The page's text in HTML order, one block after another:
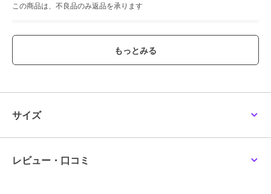
この商品は、不良品のみ返品を承ります
ブランド アクトカー
リトルレガード
サイズ
素材
合成樹脂
サイズ
レビュー・口コミ